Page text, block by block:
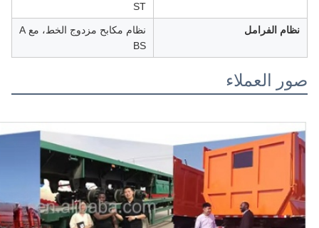
ST
نظام الفرامل
نظام مكابح مزدوج الخط، مع A
BS
صور العملاء